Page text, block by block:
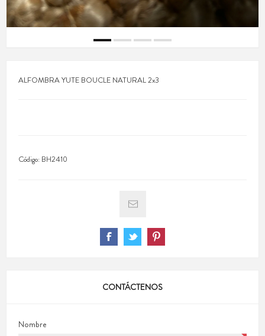
ALFOMBRA YUTE BOUCLE NATURAL 2x3
Código: BH2410
CONTÁCTENOS
Nombre